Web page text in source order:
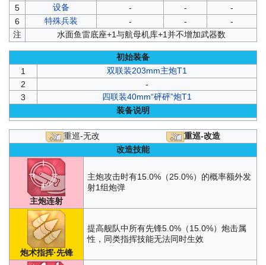
5
设备 - -
-
6
特殊兵装 - -
-
注
水面鱼雷底座+1与航母机库+1并不增加武器数
初始装备
1
双联装203mm主炮T1
2
-
3
四联装40mm“砰砰”炮T1
装备说明
重巡-无改
重巡-改造
改造技能
主炮连射
主炮攻击时有15.0%（25.0%）的概率额外发
射1组炮弹
炮术指挥·先锋
提高舰队中所有先锋5.0%（15.0%）炮击属
性，同类指挥技能无法同时生效